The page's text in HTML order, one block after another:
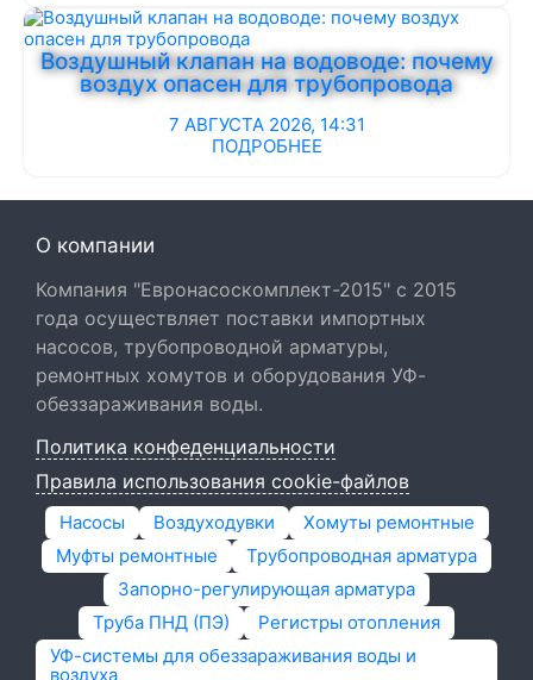
Воздушный клапан на водоводе: почему
воздух опасен для трубопровода
7 АВГУСТА 2026, 14:31
ПОДРОБНЕЕ
О компании
Компания "Евронасоскомплект-2015" с 2015
года осуществляет поставки импортных
насосов, трубопроводной арматуры,
ремонтных хомутов и оборудования УФ-
обеззараживания воды.
Политика конфеденциальности
Правила использования cookie-файлов
Насосы Воздуходувки
Хомуты ремонтные
Муфты ремонтные
Трубопроводная арматура
Запорно-регулирующая арматура
Труба ПНД (ПЭ)
Регистры отопления
УФ-системы для обеззараживания воды и
воздуха